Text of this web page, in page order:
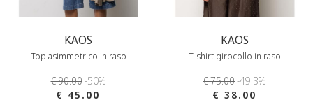
KAOS
Top asimmetrico in raso
€ 90.00-50%
€ 45.00
KAOS
T-shirt girocollo in raso
€ 75.00-49.3%
€ 38.00